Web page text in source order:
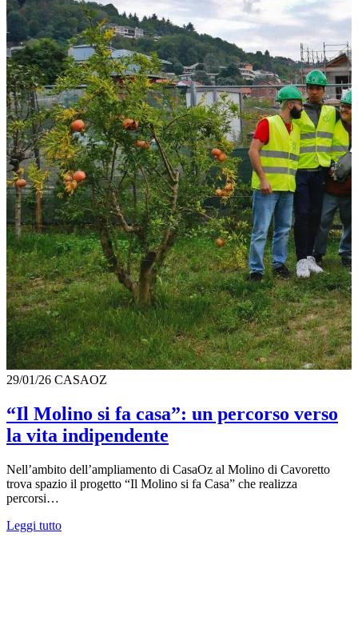
29/01/26 CASAOZ
“Il Molino si fa casa”: un percorso verso
la vita indipendente
Nell’ambito dell’ampliamento di CasaOz al Molino di Cavoretto
trova spazio il progetto “Il Molino si fa Casa” che realizza
percorsi…
Leggi tutto